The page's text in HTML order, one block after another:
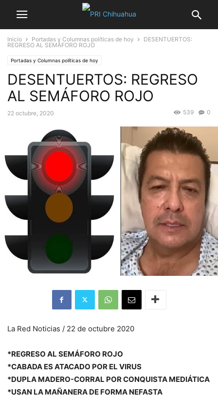
Inicio Portadas y Columnas políticas de hoy
DESENTUERTOS:
REGRESO AL SEMÁFORO ROJO
Portadas y Columnas políticas de hoy
DESENTUERTOS: REGRESO
AL SEMÁFORO ROJO
22 octubre, 2020 0
539
La Red Noticias / 22 de octubre 2020
*REGRESO AL SEMÁFORO ROJO
*CABADA ES ATACADO POR EL VIRUS
*DUPLA MADERO-CORRAL POR CONQUISTA MEDIÁTICA
*USAN LA MAÑANERA DE FORMA NEFASTA